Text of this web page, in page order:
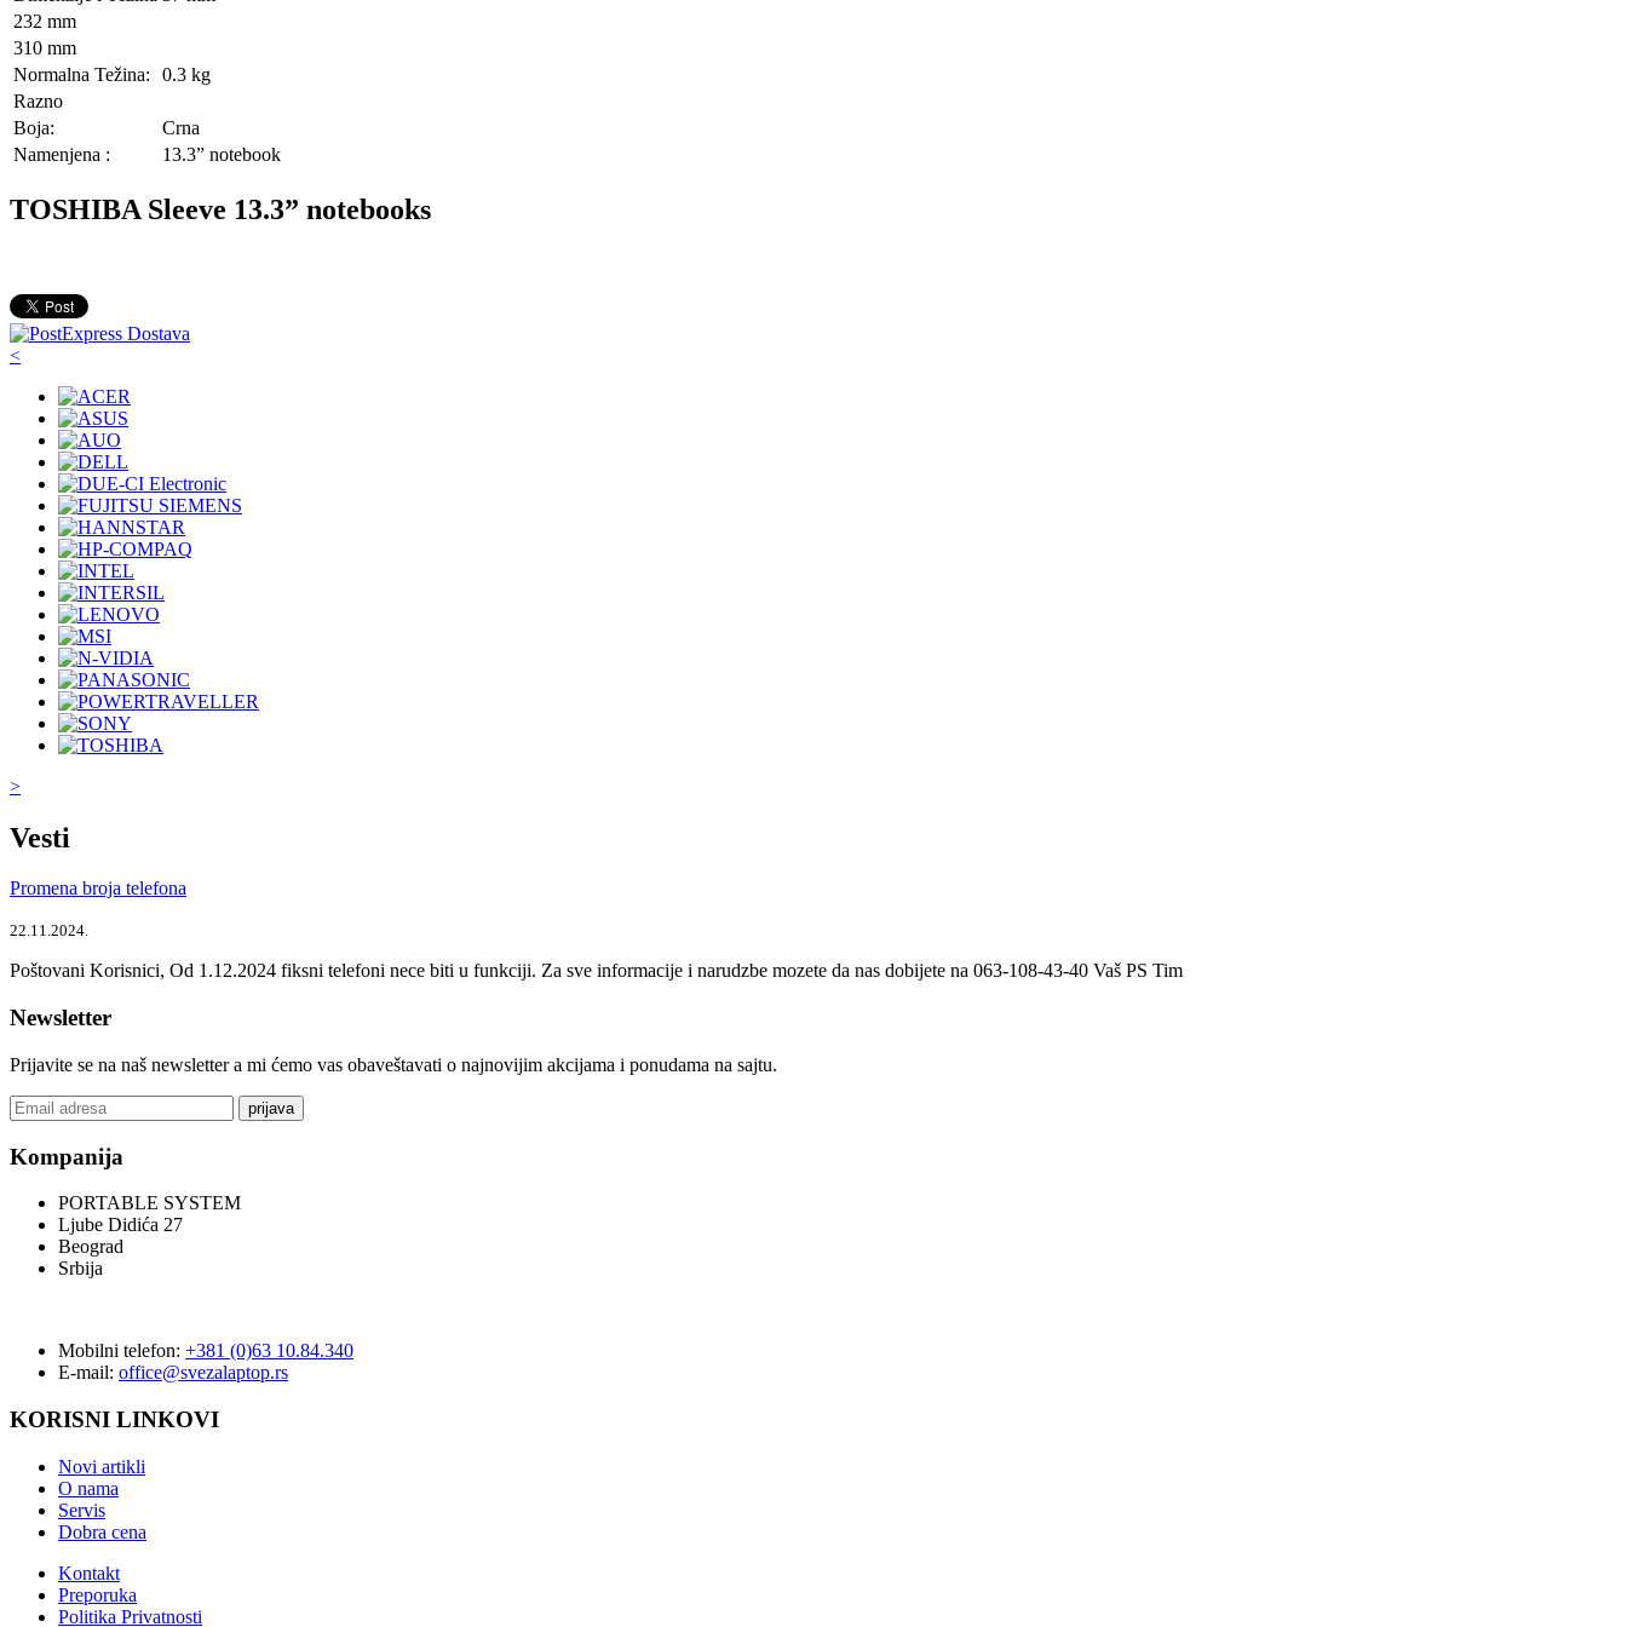
232 mm
310 mm
Normalna Težina:
0.3 kg
Razno
Boja:
Crna
Namenjena :
13.3” notebook
TOSHIBA Sleeve 13.3” notebooks
<
>
Vesti
Promena broja telefona
22.11.2024.
Poštovani Korisnici, Od 1.12.2024 fiksni telefoni nece biti u funkciji. Za sve informacije i narudzbe mozete da nas dobijete na 063-108-43-40 Vaš PS Tim
Newsletter
Prijavite se na naš newsletter a mi ćemo vas obaveštavati o najnovijim akcijama i ponudama na sajtu.
prijava
Kompanija
PORTABLE SYSTEM
Ljube Didića 27
Beograd
Srbija
Mobilni telefon: +381 (0)63 10.84.340
E-mail: office@svezalaptop.rs
KORISNI LINKOVI
Novi artikli
O nama
Servis
Dobra cena
Kontakt
Preporuka
Politika Privatnosti